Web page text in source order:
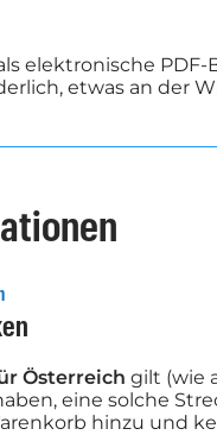
elektronische
etwas an der
Österreich gilt (wie
eine solche
hinzu und